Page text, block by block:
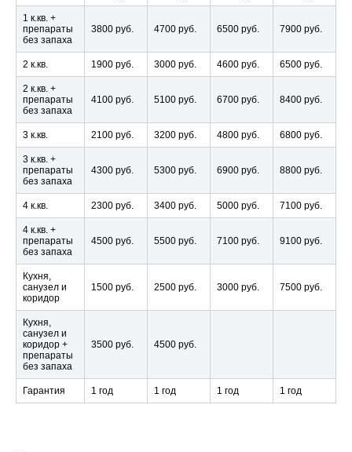
1 к.кв. +
препараты
без запаха
3800 руб. 4700 руб. 6500 руб. 7900 руб.
2 к.кв. 1900 руб. 3000 руб. 4600 руб. 6500 руб.
2 к.кв. +
препараты
без запаха
4100 руб. 5100 руб. 6700 руб. 8400 руб.
3 к.кв. 2100 руб. 3200 руб. 4800 руб. 6800 руб.
3 к.кв. +
препараты
без запаха
4300 руб. 5300 руб. 6900 руб. 8800 руб.
4 к.кв. 2300 руб. 3400 руб. 5000 руб. 7100 руб.
4 к.кв. +
препараты
без запаха
4500 руб. 5500 руб. 7100 руб. 9100 руб.
Кухня,
санузел и
коридор
1500 руб. 2500 руб. 3000 руб. 7500 руб.
Кухня,
санузел и
коридор +
препараты
без запаха
3500 руб. 4500 руб.
Гарантия 1 год 1 год 1 год 1 год